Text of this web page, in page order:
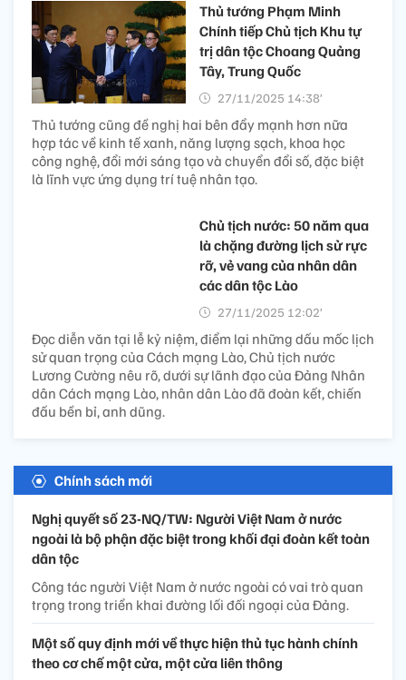
Thủ tướng Phạm Minh
Chính tiếp Chủ tịch Khu tự
trị dân tộc Choang Quảng
Tây, Trung Quốc
27/11/2025 14:38’
Thủ tướng cũng đề nghị hai bên đẩy mạnh hơn nữa
hợp tác về kinh tế xanh, năng lượng sạch, khoa học
công nghệ, đổi mới sáng tạo và chuyển đổi số, đặc biệt
là lĩnh vực ứng dụng trí tuệ nhân tạo.
Chủ tịch nước: 50 năm qua
là chặng đường lịch sử rực
rỡ, vẻ vang của nhân dân
các dân tộc Lào
27/11/2025 12:02’
Đọc diễn văn tại lễ kỷ niệm, điểm lại những dấu mốc lịch
sử quan trọng của Cách mạng Lào, Chủ tịch nước
Lương Cường nêu rõ, dưới sự lãnh đạo của Đảng Nhân
dân Cách mạng Lào, nhân dân Lào đã đoàn kết, chiến
đấu bền bỉ, anh dũng.
Chính sách mới
Nghị quyết số 23-NQ/TW: Người Việt Nam ở nước
ngoài là bộ phận đặc biệt trong khối đại đoàn kết toàn
dân tộc
Công tác người Việt Nam ở nước ngoài có vai trò quan
trọng trong triển khai đường lối đối ngoại của Đảng.
Một số quy định mới về thực hiện thủ tục hành chính
theo cơ chế một cửa, một cửa liên thông